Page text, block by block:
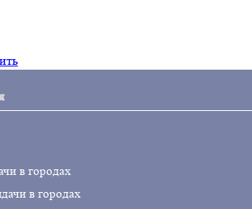
в городах
в городах